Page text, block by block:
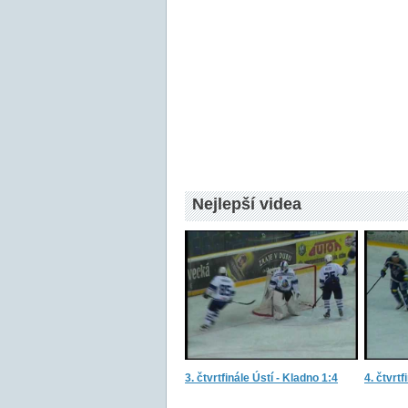
Nejlepší videa
3. čtvrtfinále Ústí - Kladno 1:4 4.